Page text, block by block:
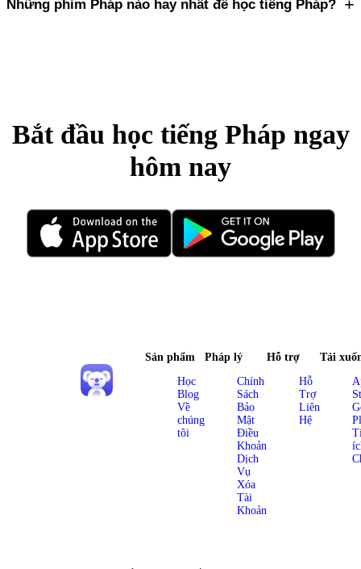
Những phim Pháp nào hay nhất để học tiếng Pháp? +
Bắt đầu học tiếng Pháp ngay
hôm nay
Sản phẩm
Học
Blog
Về
chúng
tôi
Pháp lý
Chính
Sách
Bảo
Mật
Điều
Khoản
Dịch
Vụ
Xóa
Tài
Khoản
Hỗ trợ
Hỗ
Trợ
Liên
Hệ
Tải